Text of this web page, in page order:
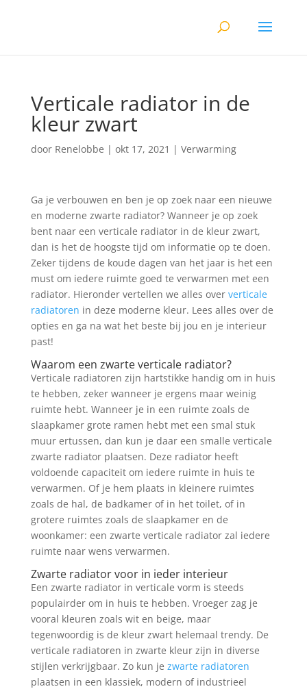
Verticale radiator in de
kleur zwart
door Renelobbe | okt 17, 2021 | Verwarming
Ga je verbouwen en ben je op zoek naar een nieuwe
en moderne zwarte radiator? Wanneer je op zoek
bent naar een verticale radiator in de kleur zwart,
dan is het de hoogste tijd om informatie op te doen.
Zeker tijdens de koude dagen van het jaar is het een
must om iedere ruimte goed te verwarmen met een
radiator. Hieronder vertellen we alles over verticale
radiatoren in deze moderne kleur. Lees alles over de
opties en ga na wat het beste bij jou en je interieur
past!
Waarom een zwarte verticale radiator?
Verticale radiatoren zijn hartstikke handig om in huis
te hebben, zeker wanneer je ergens maar weinig
ruimte hebt. Wanneer je in een ruimte zoals de
slaapkamer grote ramen hebt met een smal stuk
muur ertussen, dan kun je daar een smalle verticale
zwarte radiator plaatsen. Deze radiator heeft
voldoende capaciteit om iedere ruimte in huis te
verwarmen. Of je hem plaats in kleinere ruimtes
zoals de hal, de badkamer of in het toilet, of in
grotere ruimtes zoals de slaapkamer en de
woonkamer: een zwarte verticale radiator zal iedere
ruimte naar wens verwarmen.
Zwarte radiator voor in ieder interieur
Een zwarte radiator in verticale vorm is steeds
populairder om in huis te hebben. Vroeger zag je
vooral kleuren zoals wit en beige, maar
tegenwoordig is de kleur zwart helemaal trendy. De
verticale radiatoren in zwarte kleur zijn in diverse
stijlen verkrijgbaar. Zo kun je zwarte radiatoren
plaatsen in een klassiek, modern of industrieel